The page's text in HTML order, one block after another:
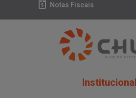
Notas Fiscais
Institucional